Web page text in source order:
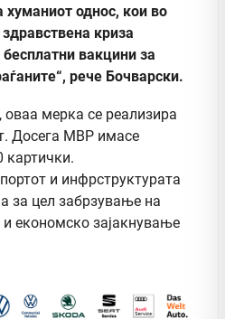
хуманиот однос, кои во
криза
вакцини за
рече Бочварски.
мерка се реализира
Досега МВР имасе
картички.
и инфрструктурата
за цел забрзување на
и економско зајакнување